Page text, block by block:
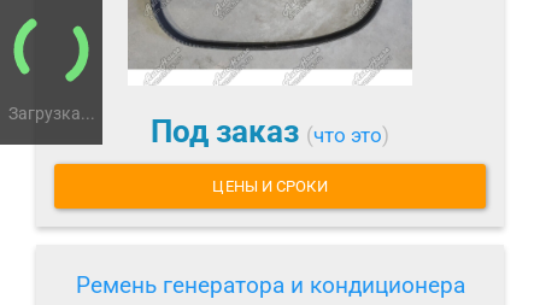
Загрузка... Под заказ (что это)
ЦЕНЫ И СРОКИ
Ремень генератора и кондиционера